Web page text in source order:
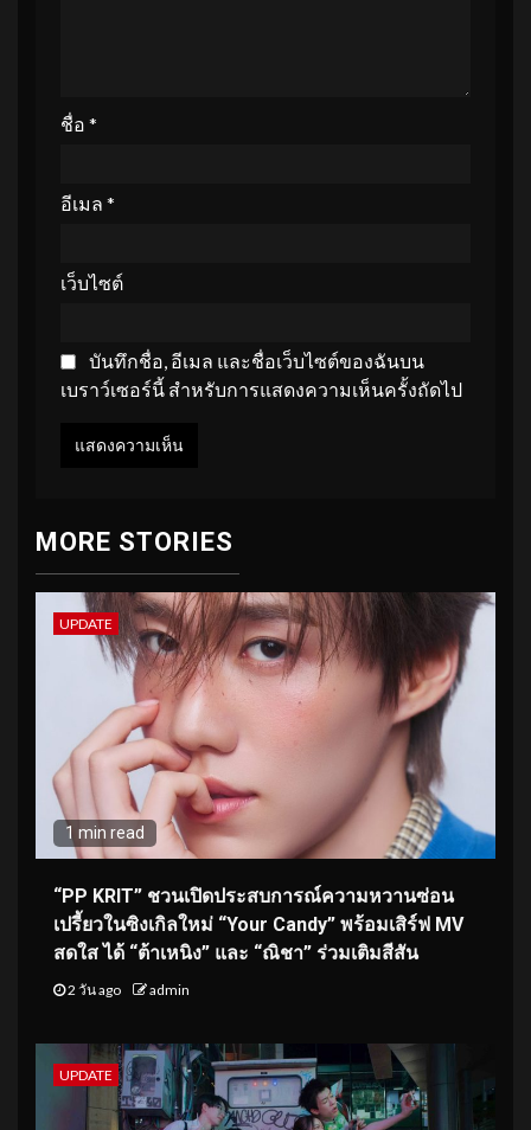
ชื่อ *
อีเมล *
เว็บไซต์
บันทึกชื่อ, อีเมล และชื่อเว็บไซต์ของฉันบน
เบราว์เซอร์นี้ สำหรับการแสดงความเห็นครั้งถัดไป
MORE STORIES
UPDATE
1 min read
“PP KRIT” ชวนเปิดประสบการณ์ความหวานซ่อน
เปรี้ยวในซิงเกิลใหม่ “Your Candy” พร้อมเสิร์ฟ MV
สดใส ได้ “ต้าเหนิง” และ “ณิชา” ร่วมเติมสีสัน
2 วัน ago admin
UPDATE